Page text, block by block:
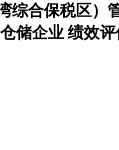
综合保税区）
储企业 绩效